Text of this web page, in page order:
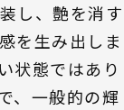
し、艶を消す
を生み出しま
状態ではあり
、一般的の輝